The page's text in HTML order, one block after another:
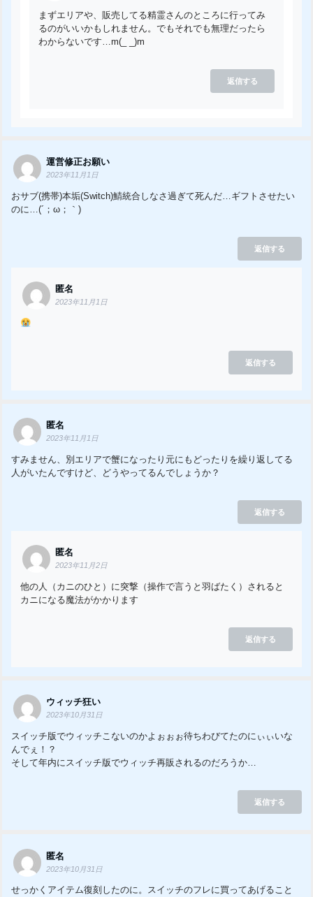
まずエリアや、販売してる精霊さんのところに行ってみ
るのがいいかもしれません。でもそれでも無理だったら
わからないです…m(_ _)m
返信する
運営修正お願い
2023年11月1日
おサブ(携帯)本垢(Switch)鯖統合しなさ過ぎて死んだ…ギフトさせたい
のに…(´；ω；｀)
返信する
匿名
2023年11月1日
返信する
匿名
2023年11月1日
すみません、別エリアで蟹になったり元にもどったりを繰り返してる
人がいたんですけど、どうやってるんでしょうか？
返信する
匿名
2023年11月2日
他の人（カニのひと）に突撃（操作で言うと羽ばたく）されると
カニになる魔法がかかります
返信する
ウィッチ狂い
2023年10月31日
スイッチ版でウィッチこないのかよぉぉぉ待ちわびてたのにぃぃいな
んでぇ！？
そして年内にスイッチ版でウィッチ再販されるのだろうか…
返信する
匿名
2023年10月31日
せっかくアイテム復刻したのに。スイッチのフレに買ってあげること